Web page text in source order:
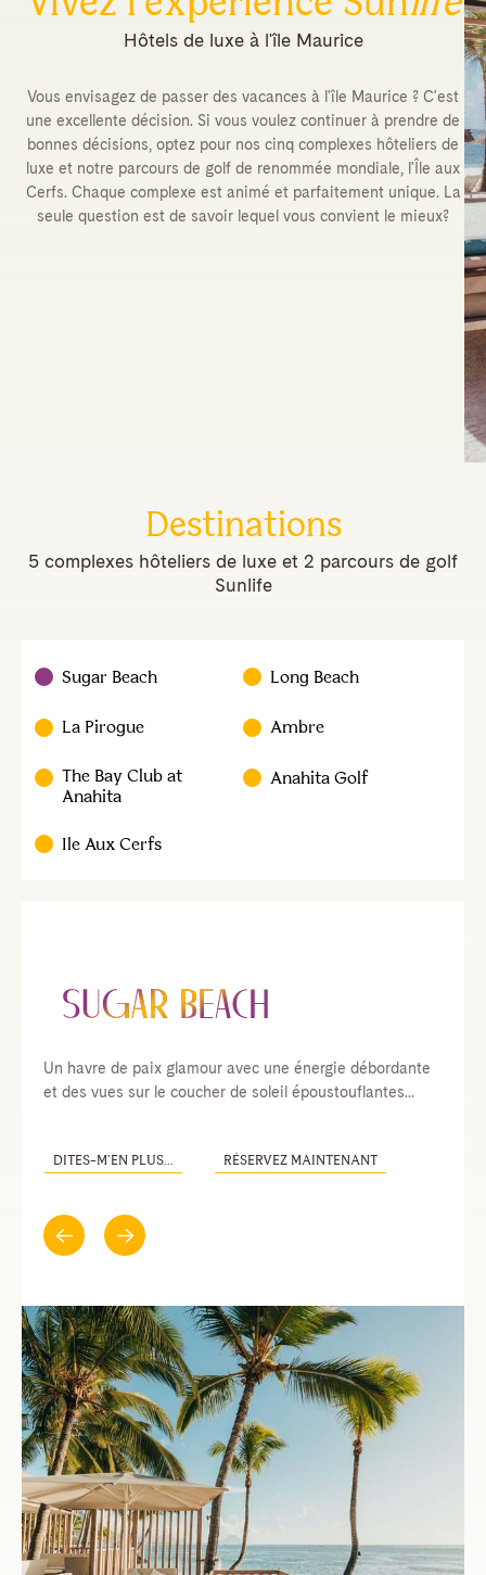
Hôtels de luxe à l'île Maurice
Vous envisagez de passer des vacances à l'île Maurice ? C'est
une excellente décision. Si vous voulez continuer à prendre de
bonnes décisions, optez pour nos cinq complexes hôteliers de
luxe et notre parcours de golf de renommée mondiale, l'Île aux
Cerfs. Chaque complexe est animé et parfaitement unique. La
seule question est de savoir lequel vous convient le mieux?
Destinations
5 complexes hôteliers de luxe et 2 parcours de golf
Sunlife
Un havre de paix glamour avec une énergie débordante
et des vues sur le coucher de soleil époustouflantes...
DITES-M’EN PLUS... RÉSERVEZ MAINTENANT
Sugar Beach Long Beach
La Pirogue Ambre
The Bay Club at
Anahita
Anahita Golf
Ile Aux Cerfs